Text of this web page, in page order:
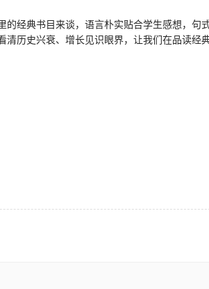
经典书目来谈，语言朴实贴合学生感想，句式
历史兴衰、增长见识眼界，让我们在品读经